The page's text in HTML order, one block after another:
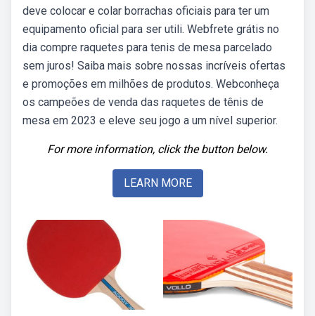
deve colocar e colar borrachas oficiais para ter um
equipamento oficial para ser utili. Webfrete grátis no
dia compre raquetes para tenis de mesa parcelado
sem juros! Saiba mais sobre nossas incríveis ofertas
e promoções em milhões de produtos. Webconheça
os campeões de venda das raquetes de tênis de
mesa em 2023 e eleve seu jogo a um nível superior.
For more information, click the button below.
LEARN MORE